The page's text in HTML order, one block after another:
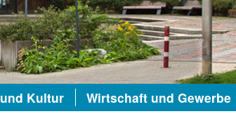
Kultur Wirtschaft und Gewerbe